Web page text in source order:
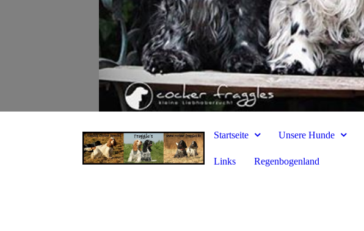
Startseite Unsere Hunde
Links Regenbogenland